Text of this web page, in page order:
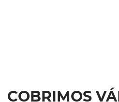
COBRIMOS